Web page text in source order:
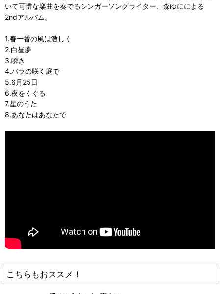
いて可憐な楽曲を奏でるシンガーソングライター、森ゆにによる
2ndアルバム。
1.春一番の風は激しく
2.白昼夢
3.瞬き
4.バラの咲く庭で
5.6月25日
6.夜をくぐる
7.星のうた
8.あなたはあなたで
こちらもおススメ！